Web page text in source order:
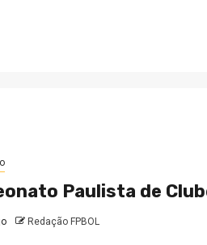
Paulista de
Redação FPBOL